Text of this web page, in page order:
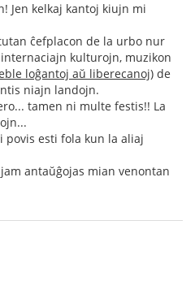
Jen kelkaj kantoj kiujn mi
ĉefplacon de la urbo nur
kulturojn, muzikon
loĝantoj aŭ liberecanoj) de
niajn landojn.
tamen ni multe festis!! La
povis esti fola kun la aliaj
antaŭĝojas mian venontan